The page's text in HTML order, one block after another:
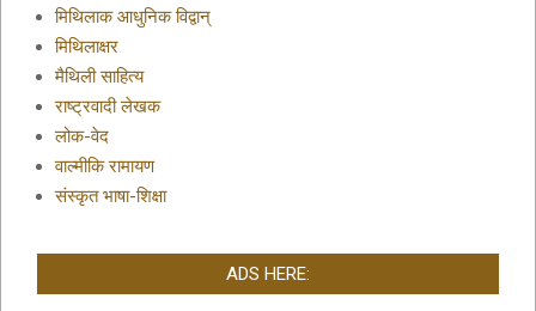
मिथिलाक आधुनिक विद्वान्
मिथिलाक्षर
मैथिली साहित्य
राष्ट्रवादी लेखक
लोक-वेद
वाल्मीकि रामायण
संस्कृत भाषा-शिक्षा
ADS HERE: